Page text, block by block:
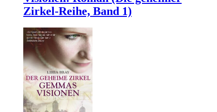
Zirkel-Reihe, Band 1)